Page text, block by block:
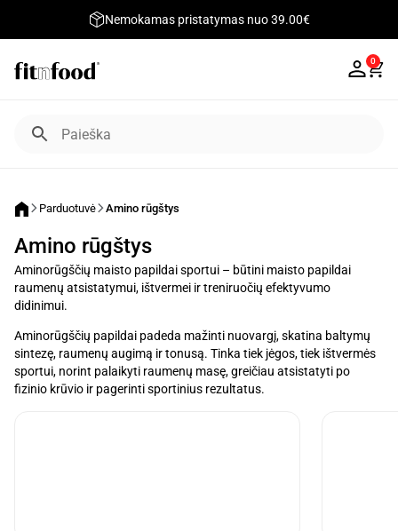
Nemokamas pristatymas nuo 39.00€
0
Parduotuvė Amino rūgštys
Amino rūgštys
Aminorūgščių maisto papildai sportui – būtini maisto papildai
raumenų atsistatymui, ištvermei ir treniruočių efektyvumo
didinimui.
Aminorūgščių papildai padeda mažinti nuovargį, skatina baltymų
sintezę, raumenų augimą ir tonusą. Tinka tiek jėgos, tiek ištvermės
sportui, norint palaikyti raumenų masę, greičiau atsistatyti po
fizinio krūvio ir pagerinti sportinius rezultatus.